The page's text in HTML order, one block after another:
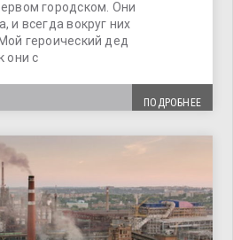
городском. Они
и всегда вокруг них
героический дед
они с
ПОДРОБНЕЕ